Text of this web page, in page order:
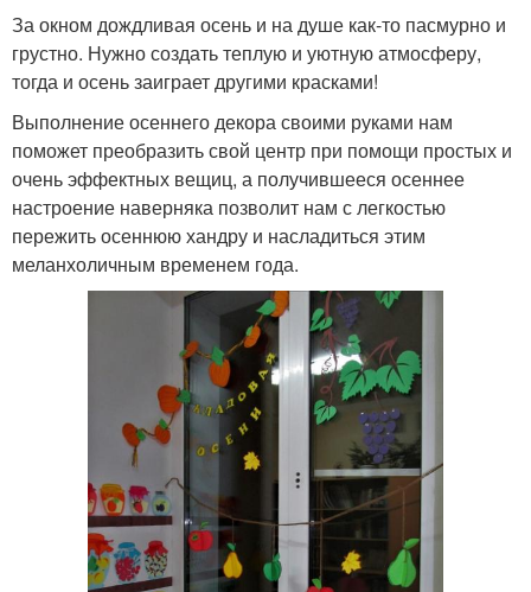
За окном дождливая осень и на душе как-то пасмурно и
грустно. Нужно создать теплую и уютную атмосферу,
тогда и осень заиграет другими красками!
Выполнение осеннего декора своими руками нам
поможет преобразить свой центр при помощи простых и
очень эффектных вещиц, а получившееся осеннее
настроение наверняка позволит нам с легкостью
пережить осеннюю хандру и насладиться этим
меланхоличным временем года.